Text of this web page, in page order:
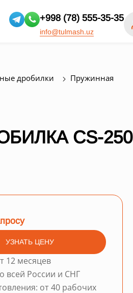
+998 (78) 555-35-35
info@tulmash.uz
дробилки Пружинная
СS-250
УЗНАТЬ ЦЕНУ
12 месяцев
всей России и СНГ
от 40 рабочих